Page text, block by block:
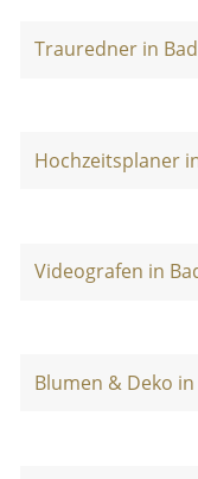
Trauredner in
Hochzeitsplaner
Videografen in
Blumen & Deko